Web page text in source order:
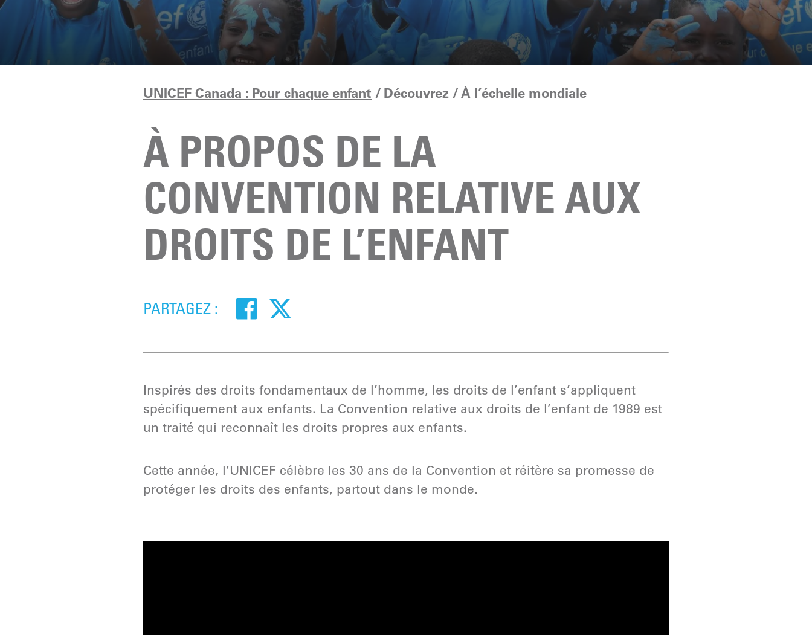
UNICEF Canada : Pour chaque enfant Découvrez À l’échelle mondiale
À PROPOS DE LA
CONVENTION RELATIVE AUX
DROITS DE L’ENFANT
PARTAGEZ :
Inspirés des droits fondamentaux de l’homme, les droits de l’enfant s’appliquent
spécifiquement aux enfants. La Convention relative aux droits de l’enfant de 1989 est
un traité qui reconnaît les droits propres aux enfants.
Cette année, l’UNICEF célèbre les 30 ans de la Convention et réitère sa promesse de
protéger les droits des enfants, partout dans le monde.